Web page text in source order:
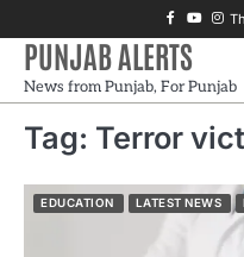
to
content
Facebook
PUNJAB ALERTS
News from Punjab, For Punjab
Tag: Terror
EDUCATION LATEST NEWS